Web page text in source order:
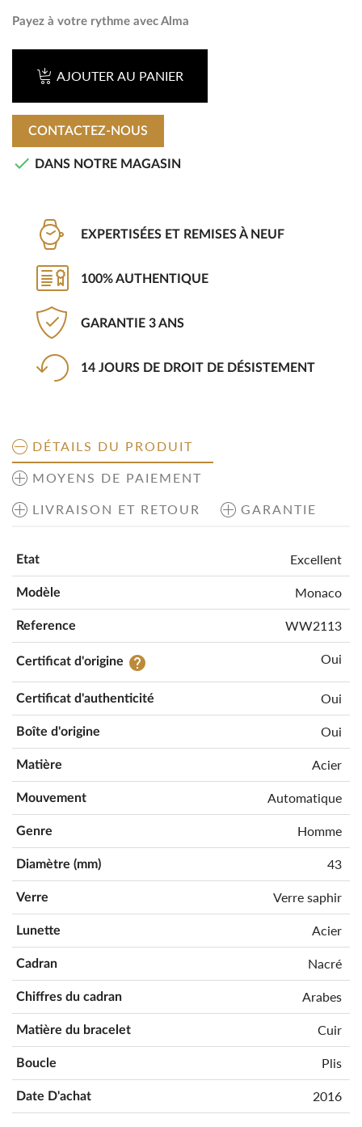
Payez à votre rythme avec Alma
AJOUTER AU PANIER
CONTACTEZ-NOUS
 DANS NOTRE MAGASIN
EXPERTISÉES ET REMISES À NEUF
100% AUTHENTIQUE
GARANTIE 3 ANS
14 JOURS DE DROIT DE DÉSISTEMENT
DÉTAILS DU PRODUIT
MOYENS DE PAIEMENT
LIVRAISON ET RETOUR GARANTIE
Etat Excellent
Modèle Monaco
Reference WW2113
Certificat d'origine help Oui
Certificat d'authenticité Oui
Boîte d'origine Oui
Matière Acier
Mouvement Automatique
Genre Homme
Diamètre (mm) 43
Verre Verre saphir
Lunette Acier
Cadran Nacré
Chiffres du cadran Arabes
Matière du bracelet Cuir
Boucle Plis
Date D'achat 2016